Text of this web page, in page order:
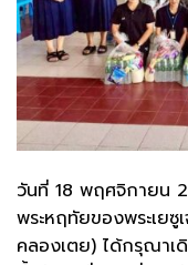
วันที่ 18 พฤศจิกายน
พระหฤทัยของพระเยซู
คลองเตย) ได้กรุณาเ